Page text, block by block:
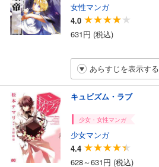
女性マンガ
4.0
631円 (税込)
あらすじを表示する
キュビズム・ラブ
少女・女性マンガ
少女マンガ
4.4
628～631円 (税込)